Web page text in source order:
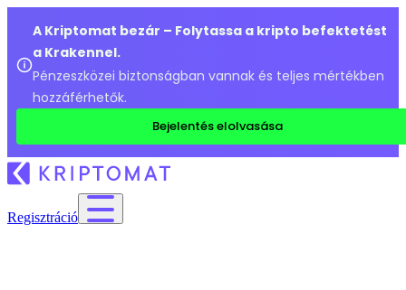
A Kriptomat bezár – Folytassa a kripto befektetést
a Krakennel.
Pénzeszközei biztonságban vannak és teljes mértékben
hozzáférhetők.
Bejelentés elolvasása
Regisztráció